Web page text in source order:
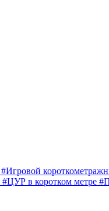
#Игровой
#ЦУР в коротком метре